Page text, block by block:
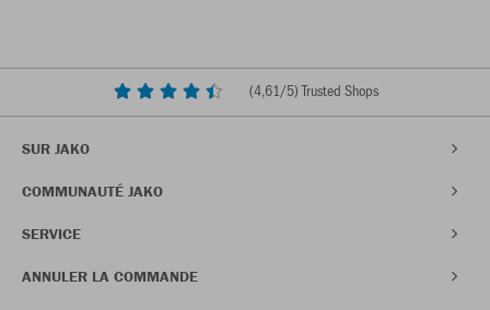
(4,61/5) Trusted Shops
SUR JAKO
COMMUNAUTÉ JAKO
SERVICE
ANNULER LA COMMANDE